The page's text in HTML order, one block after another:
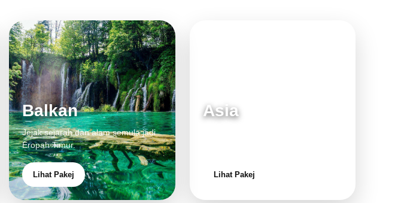
Balkan
Jejak sejarah dan alam semula jadi
Eropah Timur.
Lihat Pakej
Asia
Lihat Pakej